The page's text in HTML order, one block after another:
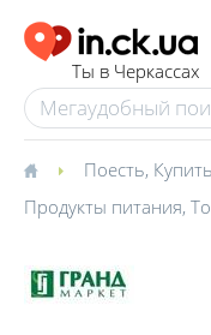
Ты в Черкассах
Поесть, Купить
Продукты питания,